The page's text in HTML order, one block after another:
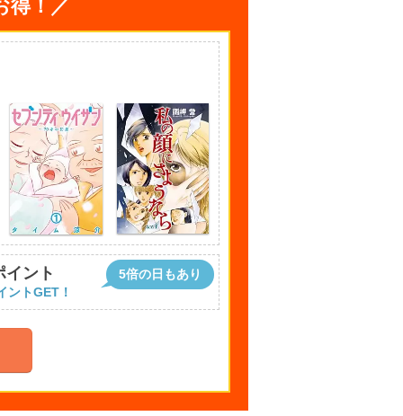
得！／
イント
ントGET！
5倍の日もあり